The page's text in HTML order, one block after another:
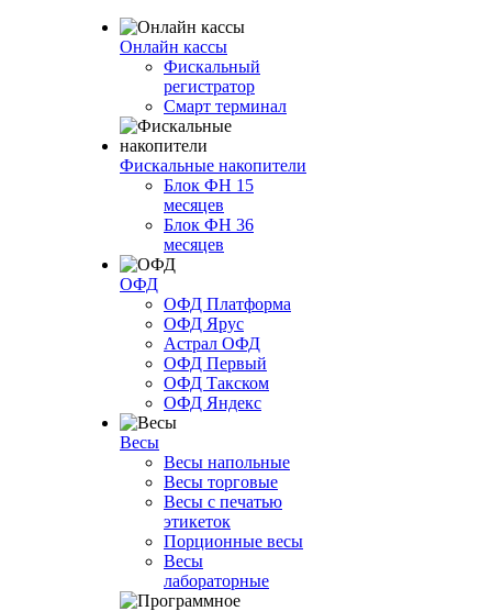
Онлайн кассы
Фискальный
регистратор
Смарт терминал
Фискальные накопители
Блок ФН 15
месяцев
Блок ФН 36
месяцев
ОФД
ОФД Платформа
ОФД Ярус
Астрал ОФД
ОФД Первый
ОФД Такском
ОФД Яндекс
Весы
Весы напольные
Весы торговые
Весы с печатью
этикеток
Порционные весы
Весы
лабораторные